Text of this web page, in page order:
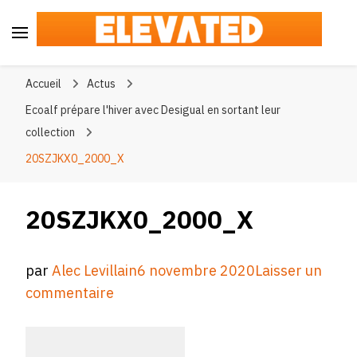
Accueil
Actus
Ecoalf prépare l'hiver avec Desigual en sortant leur
collection
20SZJKX0_2000_X
20SZJKX0_2000_X
parAlec Levillain6 novembre 2020Laisser un
commentaire